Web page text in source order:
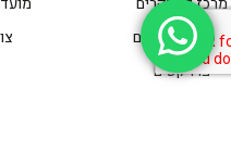
מרכז המבקרים
חדשות ואירועים
פרויקטים